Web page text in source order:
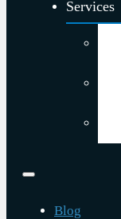
Services
Blog